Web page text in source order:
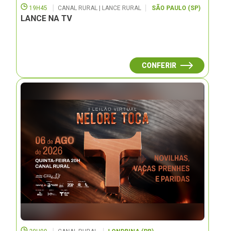
19H45 CANAL RURAL | LANCE RURAL SÃO PAULO (SP)
LANCE NA TV
CONFERIR